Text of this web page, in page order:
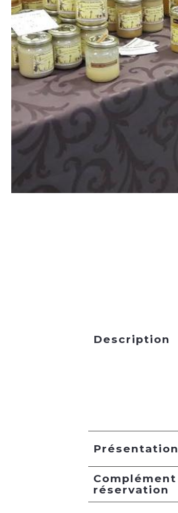
Description
Présentation
Complément
réservation